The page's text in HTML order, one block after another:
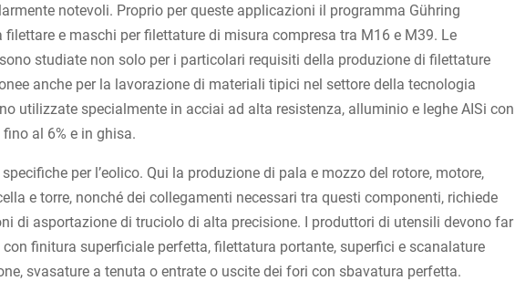
notevoli. Proprio per queste applicazioni il programma Gühring
filettare e maschi per filettature di misura compresa tra M16 e M39. Le
studiate non solo per i particolari requisiti della produzione di filettature
anche per la lavorazione di materiali tipici nel settore della tecnologia
utilizzate specialmente in acciai ad alta resistenza, alluminio e leghe AISi con
al 6% e in ghisa.
per l’eolico. Qui la produzione di pala e mozzo del rotore, motore,
e torre, nonché dei collegamenti necessari tra questi componenti, richiede
di asportazione di truciolo di alta precisione. I produttori di utensili devono far
finitura superficiale perfetta, filettatura portante, superfici e scanalature
svasature a tenuta o entrate o uscite dei fori con sbavatura perfetta.